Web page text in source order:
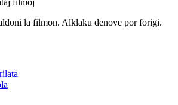
la filmon. Alklaku denove por forigi.